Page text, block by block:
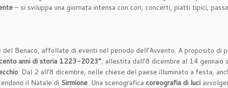
– si sviluppa una giornata intensa con cori, concerti, piatti tipici,
del Benaco, affollate di eventi nel periodo dell’Avvento. A proposito di
anni di storia 1223-2023”, allestita dall’8 dicembre al 14 gennaio
. Dal 2 all’8 dicembre, nelle chiese del paese illuminato a festa,
il Natale di Sirmione. Una scenografica coreografia di luci